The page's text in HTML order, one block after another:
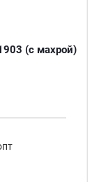
(с махрой)